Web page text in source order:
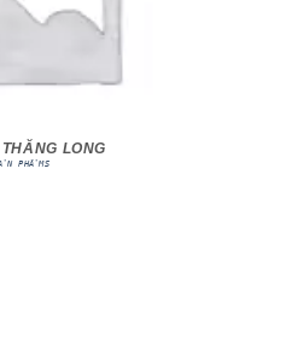
LONG
PHẨMS